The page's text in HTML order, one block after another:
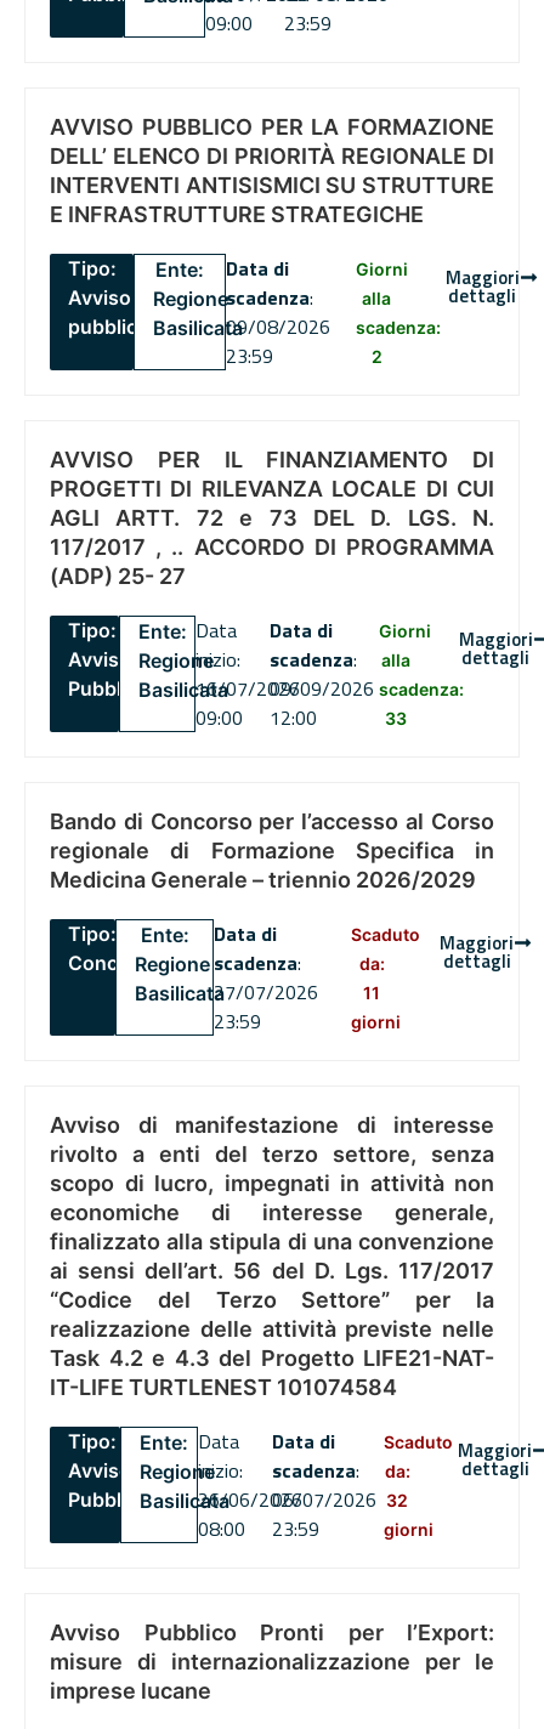
09:00
23:59
AVVISO PUBBLICO PER LA FORMAZIONE
DELL’ ELENCO DI PRIORITÀ REGIONALE DI
INTERVENTI ANTISISMICI SU STRUTTURE
E INFRASTRUTTURE STRATEGICHE
Tipo:
Avviso
pubblico
Ente:
Regione
Basilicata
Data di
scadenza:
09/08/2026
23:59
Giorni
alla
scadenza:
2
Maggiori
dettagli
AVVISO PER IL FINANZIAMENTO DI
PROGETTI DI RILEVANZA LOCALE DI CUI
AGLI ARTT. 72 e 73 DEL D. LGS. N.
117/2017 , .. ACCORDO DI PROGRAMMA
(ADP) 25- 27
Tipo:
Avviso
Pubblico
Ente:
Regione
Basilicata
Data
inizio:
16/07/2026
09:00
Data di
scadenza:
09/09/2026
12:00
Giorni
alla
scadenza:
33
Maggiori
dettagli
Bando di Concorso per l’accesso al Corso
regionale di Formazione Specifica in
Medicina Generale – triennio 2026/2029
Tipo:
Concorsi
Ente:
Regione
Basilicata
Data di
scadenza:
27/07/2026
23:59
Scaduto
da:
11
giorni
Maggiori
dettagli
Avviso di manifestazione di interesse
rivolto a enti del terzo settore, senza
scopo di lucro, impegnati in attività non
economiche di interesse generale,
finalizzato alla stipula di una convenzione
ai sensi dell’art. 56 del D. Lgs. 117/2017
“Codice del Terzo Settore” per la
realizzazione delle attività previste nelle
Task 4.2 e 4.3 del Progetto LIFE21-NAT-
IT-LIFE TURTLENEST 101074584
Tipo:
Avviso
Pubblico
Ente:
Regione
Basilicata
Data
inizio:
26/06/2026
08:00
Data di
scadenza:
06/07/2026
23:59
Scaduto
da:
32
giorni
Maggiori
dettagli
Avviso Pubblico Pronti per l’Export:
misure di internazionalizzazione per le
imprese lucane